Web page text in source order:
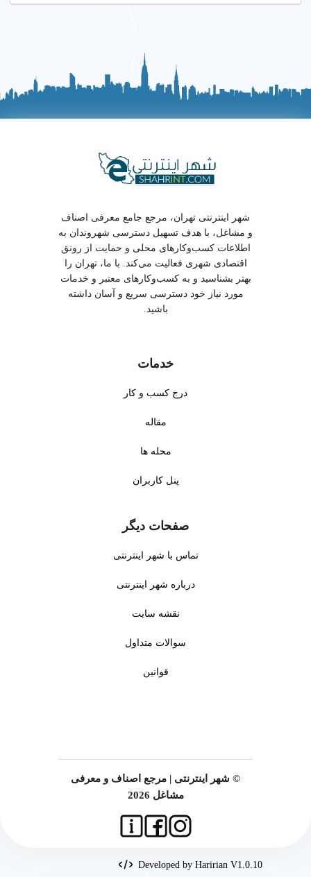
شهر اینترنتی تهران، مرجع جامع معرفی اصناف
و مشاغل، با هدف تسهیل دسترسی شهروندان به
اطلاعات کسب‌وکارهای محلی و حمایت از رونق
اقتصادی شهری فعالیت می‌کند. با ما، تهران را
بهتر بشناسید و به کسب‌وکارهای معتبر و خدمات
مورد نیاز خود دسترسی سریع و آسان داشته
باشید.
خدمات
درج کسب و کار
مقاله
محله ها
پنل کاربران
صفحات دیگر
تماس با شهر اینترنتی
درباره شهر اینترنتی
نقشه سایت
سوالات متداول
قوانین
© شهر اینترنتی | مرجع اصناف و معرفی
مشاغل 2026
Developed by Haririan V1.0.10